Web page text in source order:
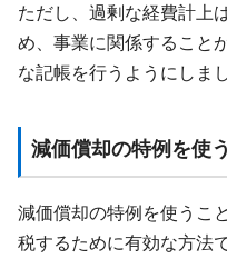
ただし、過剰な経費計上
め、事業に関係すること
な記帳を行うようにしま
減価償却の特例を使う
減価償却の特例を使うこ
税するために有効な方法で